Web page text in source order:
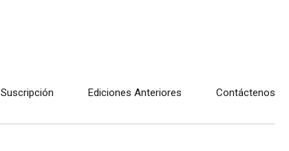
Suscripción Ediciones Anteriores Contáctenos